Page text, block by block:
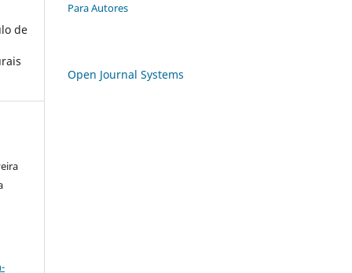
de
Para Autores
Open Journal Systems